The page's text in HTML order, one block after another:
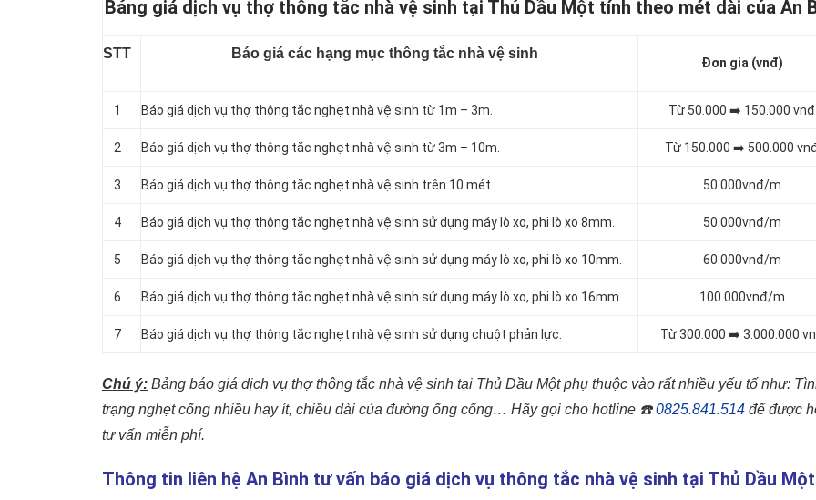
Bảng giá dịch vụ thợ thông tắc nhà vệ sinh tại Thủ Dầu Một tính theo mét dài của An
STT Báo giá các hạng mục thông tắc nhà vệ sinh
Đơn gia (vnđ)
1 Báo giá dịch vụ thợ thông tắc nghẹt nhà vệ sinh từ 1m – 3m. Từ 50.000 ➡️ 150.000 vnđ
2 Báo giá dịch vụ thợ thông tắc nghẹt nhà vệ sinh từ 3m – 10m. Từ 150.000 ➡️ 500.000
3 Báo giá dịch vụ thợ thông tắc nghẹt nhà vệ sinh trên 10 mét. 50.000vnđ/m
4 Báo giá dịch vụ thợ thông tắc nghẹt nhà vệ sinh sử dụng máy lò xo, phi lò xo 8mm. 50.000vnđ/m
5 Báo giá dịch vụ thợ thông tắc nghẹt nhà vệ sinh sử dụng máy lò xo, phi lò xo 10mm. 60.000vnđ/m
6 Báo giá dịch vụ thợ thông tắc nghẹt nhà vệ sinh sử dụng máy lò xo, phi lò xo 16mm. 100.000vnđ/m
7 Báo giá dịch vụ thợ thông tắc nghẹt nhà vệ sinh sử dụng chuột phản lực. Từ 300.000 ➡️ 3.000.000
Chú ý: Bảng báo giá dịch vụ thợ thông tắc nhà vệ sinh tại Thủ Dầu Một phụ thuộc vào rất nhiều yếu tố như:
trạng nghẹt cống nhiều hay ít, chiều dài của đường ống cống… Hãy gọi cho hotline ☎️0825.841.514 để được
tư vấn miễn phí.
Thông tin liên hệ An Bình tư vấn báo giá dịch vụ thông tắc nhà vệ sinh tại Thủ Dầu Một